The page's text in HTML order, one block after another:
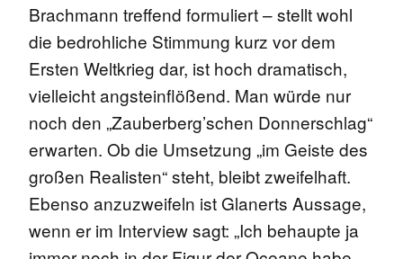
Brachmann treffend formuliert – stellt wohl
die bedrohliche Stimmung kurz vor dem
Ersten Weltkrieg dar, ist hoch dramatisch,
vielleicht angsteinflößend. Man würde nur
noch den „Zauberberg’schen Donnerschlag“
erwarten. Ob die Umsetzung „im Geiste des
großen Realisten“ steht, bleibt zweifelhaft.
Ebenso anzuzweifeln ist Glanerts Aussage,
wenn er im Interview sagt: „Ich behaupte ja